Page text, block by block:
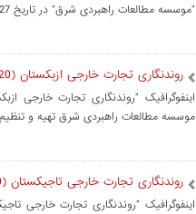
"موسسه مطالعات راهبردی شرق" در تاریخ 27 اردیبهشت 1402 برگزار می‌گردد.
روندنگاری تجارت خارجی ازبکستان (2020-2010)
موسسه مطالعات راهبردی شرق تهیه و
روندنگاری تجارت خارجی تاجیکستان (2020-2010)